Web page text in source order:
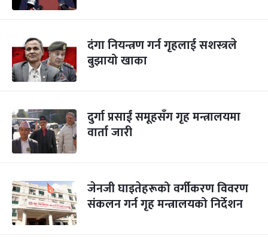
दंगा नियन्त्रण गर्न गृहलाई सशस्त्रले
बुझायो खाका
दुर्गा प्रसाईं समूहसँग गृह मन्त्रालयमा
वार्ता जारी
जेनजी घाइतेहरूको वर्गीकरण विवरण
संकलन गर्न गृह मन्त्रालयको निर्देशन